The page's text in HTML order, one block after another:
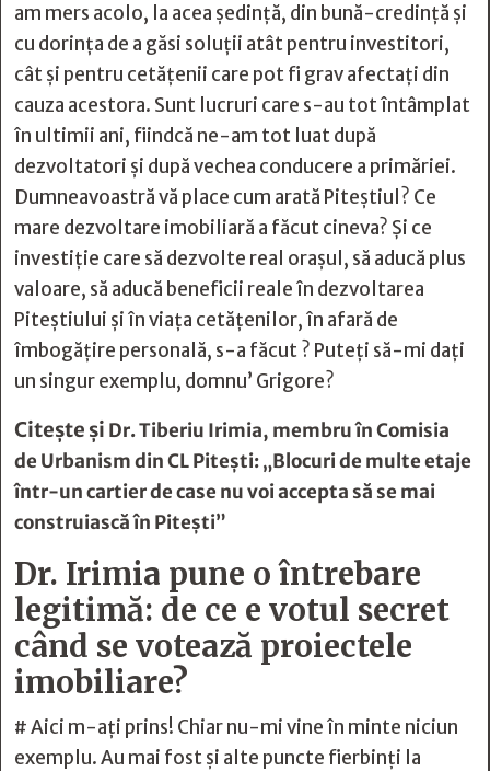
am mers acolo, la acea ședință, din bună-credință și
cu dorința de a găsi soluții atât pentru investitori,
cât și pentru cetățenii care pot fi grav afectați din
cauza acestora. Sunt lucruri care s-au tot întâmplat
în ultimii ani, fiindcă ne-am tot luat după
dezvoltatori și după vechea conducere a primăriei.
Dumneavoastră vă place cum arată Piteștiul? Ce
mare dezvoltare imobiliară a făcut cineva? Și ce
investiție care să dezvolte real orașul, să aducă plus
valoare, să aducă beneficii reale în dezvoltarea
Piteștiului și în viața cetățenilor, în afară de
îmbogățire personală, s-a făcut ? Puteți să-mi dați
un singur exemplu, domnu’ Grigore?
Citește și Dr. Tiberiu Irimia, membru în Comisia
de Urbanism din CL Piteşti: „Blocuri de multe etaje
într-un cartier de case nu voi accepta să se mai
construiască în Piteşti”
Dr. Irimia pune o întrebare
legitimă: de ce e votul secret
când se votează proiectele
imobiliare?
# Aici m-ați prins! Chiar nu-mi vine în minte niciun
exemplu. Au mai fost și alte puncte fierbinți la